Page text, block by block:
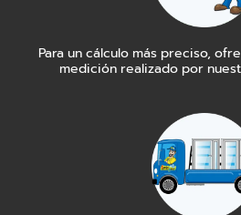
Para un cálculo más preciso,
medición realizado por